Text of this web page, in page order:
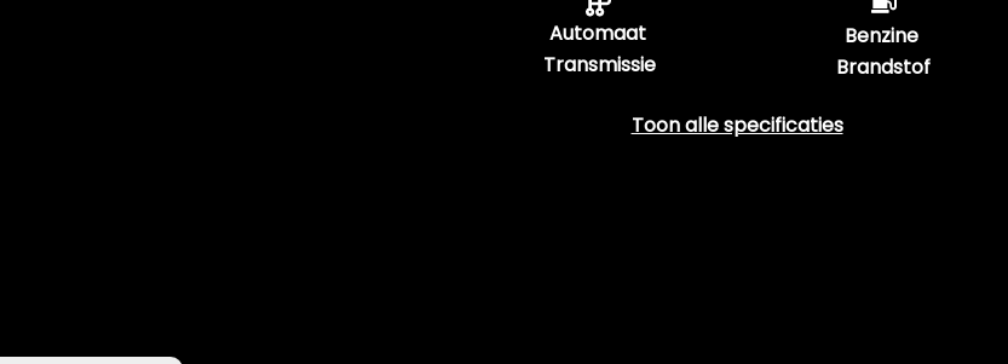
Automaat
Transmissie
Benzine
Brandstof
Toon alle specificaties